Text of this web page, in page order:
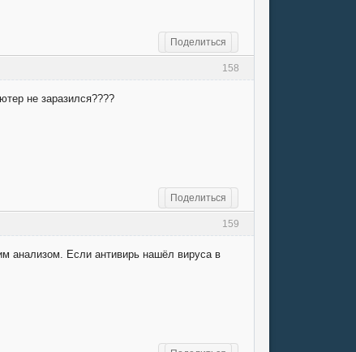
Поделиться
158
не заразился????
Поделиться
159
анализом. Если антивирь нашёл вируса в